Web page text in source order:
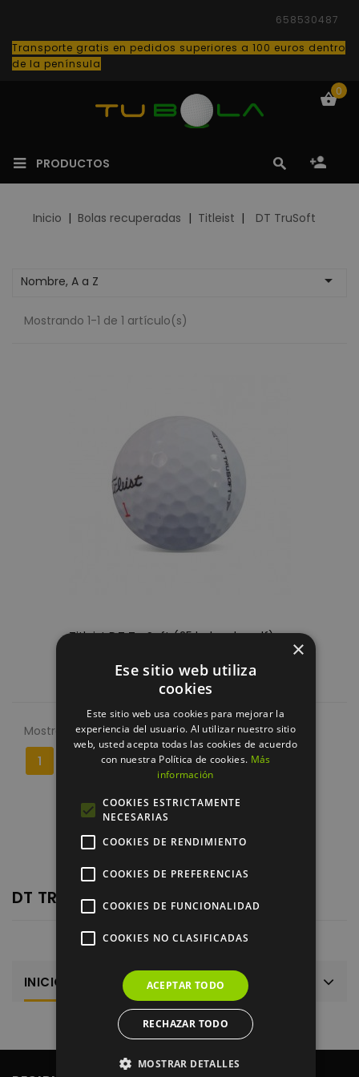
658530487
Transporte gratis en pedidos superiores a 100 euros dentro
de la península
0
PRODUCTOS
Inicio Bolas recuperadas Titleist DT TruSoft
Nombre, A a Z 
Mostrando 1-1 de 1 artículo(s)
Titleist DT TruSoft (25 bolas de golf)
Mostrando 1-1 de 1 artículo(s)
1
DT TRUSOFT
INICIO
×
Ese sitio web utiliza
cookies
Este sitio web usa cookies para mejorar la
experiencia del usuario. Al utilizar nuestro sitio
web, usted acepta todas las cookies de acuerdo
con nuestra Política de cookies. Más
información
COOKIES ESTRICTAMENTE
NECESARIAS
COOKIES DE RENDIMIENTO
COOKIES DE PREFERENCIAS
COOKIES DE FUNCIONALIDAD
COOKIES NO CLASIFICADAS
ACEPTAR TODO
RECHAZAR TODO
MOSTRAR DETALLES